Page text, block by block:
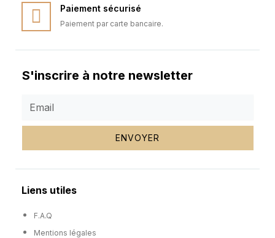
Paiement sécurisé
Paiement par carte bancaire.
S'inscrire à notre newsletter
ENVOYER
Liens utiles
F.A.Q
Mentions légales